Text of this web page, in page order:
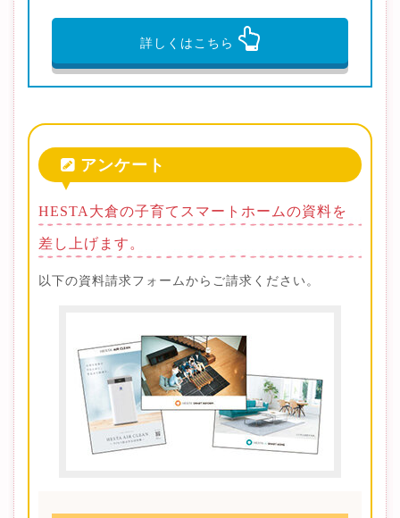
詳しくはこちら
アンケート
HESTA大倉の子育てスマートホームの資料を
差し上げます。
以下の資料請求フォームからご請求ください。